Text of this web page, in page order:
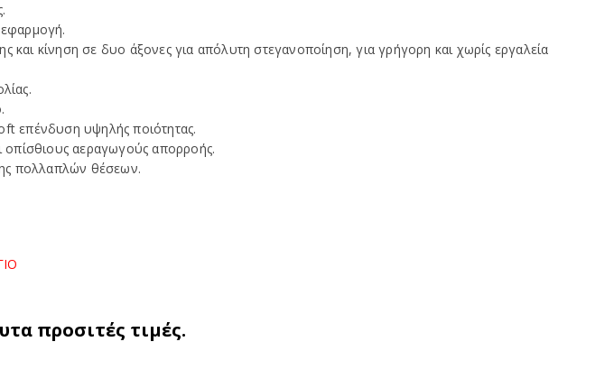
εφαρμογή.
και κίνηση σε δυο άξονες για απόλυτη στεγανοποίηση, για γρήγορη και χωρίς εργαλεία
επένδυση υψηλής ποιότητας.
αεραγωγούς απορροής.
πολλαπλών θέσεων.
προσιτές τιμές.